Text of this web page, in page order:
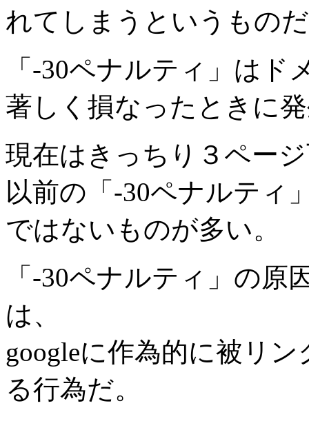
れてしまうというもの
「-30ペナルティ」はド
著しく損なったときに
現在はきっちり３ペー
以前の「-30ペナルティ
ではないものが多い。
「-30ペナルティ」の
は、
googleに作為的に被リ
る行為だ。